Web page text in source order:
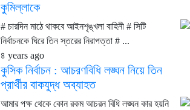
কুমিল্লাকে
# চারদিন মাঠে থাকবে আইনশৃঙ্খলা বাহিনী # সিটি
নির্বাচনকে ঘিরে তিন স্তরের নিরাপত্তা # ...
৪ years ago
কুসিক নির্বাচন : আচরণবিধি লঙ্ঘন নিয়ে তিন
প্রার্থীর বাকযুদ্ধ অব্যাহত
আমার পক্ষ থেকে কোন রকম আচরন বিধি লঙ্ঘন কার হয়নি